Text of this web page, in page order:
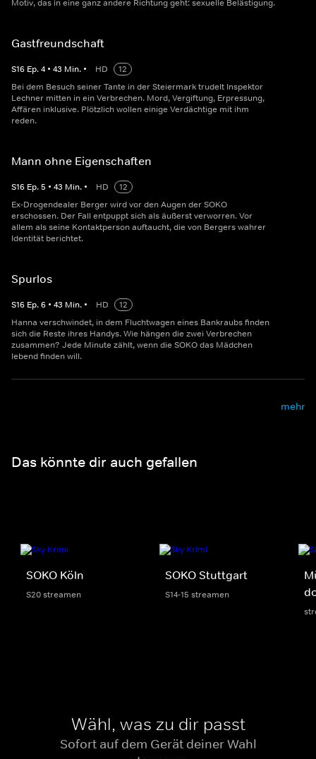
Motiv, das in eine ganz andere Richtung geht: sexuelle Belästigung.
Gastfreundschaft
S16 Ep.4 • 43 Min. • HD
12
Bei dem Besuch seiner Tante in der Steiermark trudelt Inspektor
Lechner mitten in ein Verbrechen. Mord, Vergiftung, Erpressung,
Affären inklusive. Plötzlich wollen einige Verdächtige mit ihm
reden.
Mann ohne Eigenschaften
S16 Ep.5 • 43 Min. • HD
12
Ex-Drogendealer Berger wird vor den Augen der SOKO
erschossen. Der Fall entpuppt sich als äußerst verworren. Vor
allem als seine Kontaktperson auftaucht, die von Bergers wahrer
Identität berichtet.
Spurlos
S16 Ep.6 • 43 Min. • HD
12
Hanna verschwindet, in dem Fluchtwagen eines Bankraubs finden
sich die Reste ihres Handys. Wie hängen die zwei Verbrechen
zusammen? Jede Minute zählt, wenn die SOKO das Mädchen
lebend finden will.
mehr
Das könnte dir auch gefallen
SOKO Köln
S20 streamen
SOKO Stuttgart
S14-15 streamen
Wähl, was zu dir passt
Sofort auf dem Gerät deiner Wahl